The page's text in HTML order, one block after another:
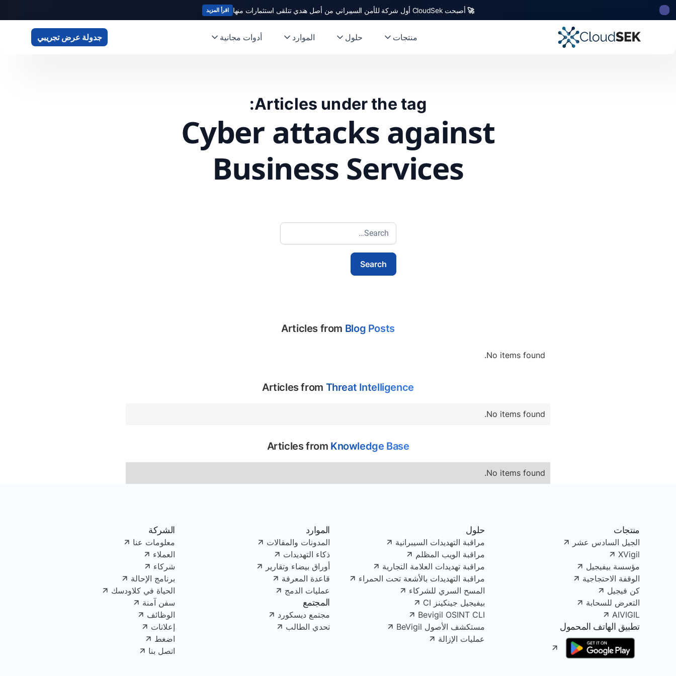
🚀 أصبحت CloudSek أول شركة للأمن السيبراني من أصل هندي تتلقى استثمارات منها اقرأ المزيد
منتجات حلول الموارد أدوات مجانية جدولة عرض تجريبي
Articles under the tag:
Cyber attacks against
Business Services
Articles from Blog Posts
No items found.
Articles from Threat Intelligence
No items found.
Articles from Knowledge Base
No items found.
منتجات
الجيل السادس عشر
XVigil
مؤسسة بيفيجيل
الوقفة الاحتجاجية
كن فيجيل
التعرض للسحابة
AIVIGIL
تطبيق الهاتف المحمول
حلول
مراقبة التهديدات السيبرانية
مراقبة الويب المظلم
مراقبة تهديدات العلامة التجارية
مراقبة التهديدات بالأشعة تحت الحمراء
المسح السري للشركاء
بيفيجيل جينكينز CI
Bevigil OSINT CLI
مستكشف الأصول BeVigil
عمليات الإزالة
الموارد
المدونات والمقالات
ذكاء التهديدات
أوراق بيضاء وتقارير
قاعدة المعرفة
عمليات الدمج
المجتمع
مجتمع ديسكورد
تحدي الطالب
الشركة
معلومات عنا
العملاء
شركاء
برنامج الإحالة
الحياة في كلاودسك
سفن آمنة
الوظائف
إعلانات
اضغط
اتصل بنا